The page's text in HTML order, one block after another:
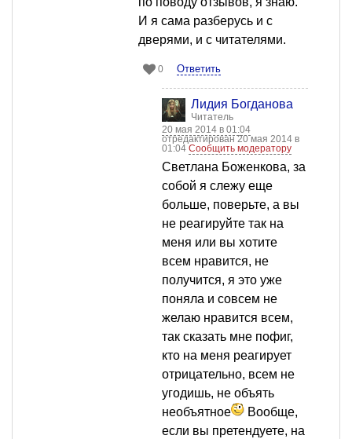
И я сама разберусь и с
дверями, и с читателями.
0 Ответить
Лидия Богданова
Читатель
20 мая 2014 в 01:04
отредактирован 20 мая 2014 в
01:04 Сообщить модератору
Светлана Боженкова, за
собой я слежу еще
больше, поверьте, а вы
не реагируйте так на
меня или вы хотите
всем нравится, не
получится, я это уже
поняла и совсем не
желаю нравится всем,
так сказать мне пофиг,
кто на меня реагирует
отрицательно, всем не
угодишь, не объять
необъятное
Вообще,
если вы претендуете, на